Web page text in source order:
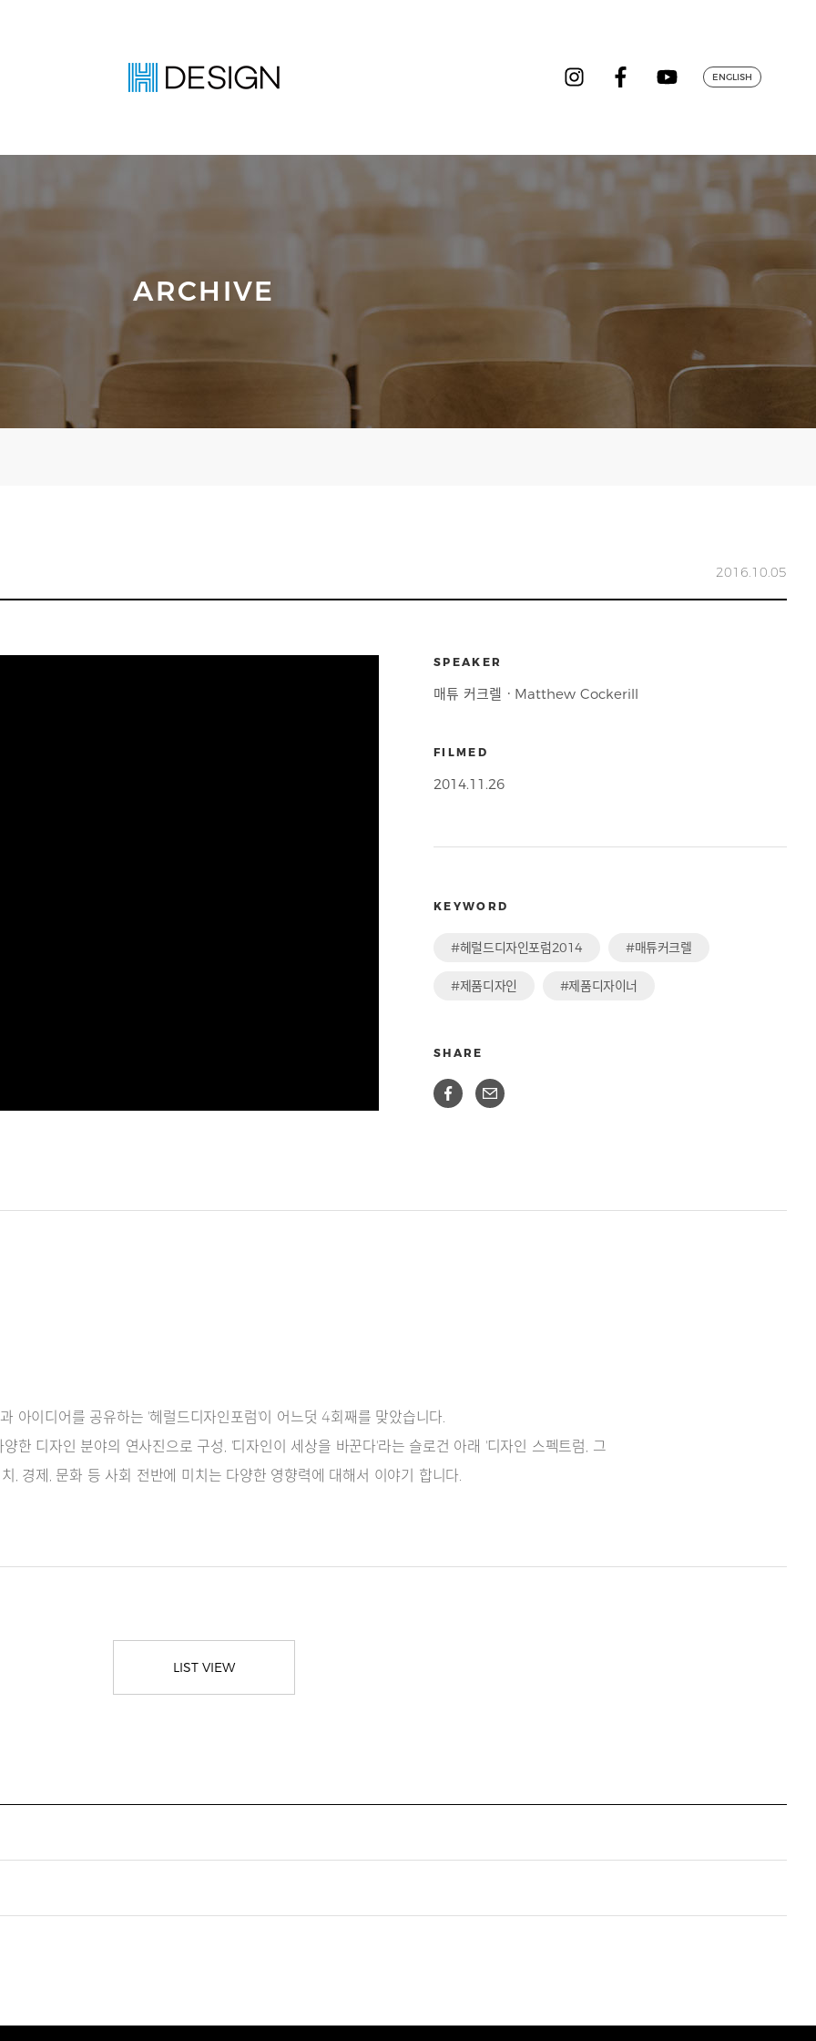
ENGLISH
ARCHIVE
2016.10.05
SPEAKER
매튜 커크렐ㆍMatthew Cockerill
FILMED
2014.11.26
KEYWORD
#헤럴드디자인포럼2014 #매튜커크렐
#제품디자인 #제품디자이너
SHARE
아이디어를 공유하는 '헤럴드디자인포럼'이 어느덧 4회째를 맞았습니다.
한 디자인 분야의 연사진으로 구성, '디자인이 세상을 바꾼다'라는 슬로건 아래 '디자인 스펙트럼, 그
, 경제, 문화 등 사회 전반에 미치는 다양한 영향력에 대해서 이야기 합니다.
LIST VIEW